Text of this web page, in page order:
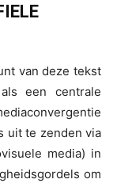
van deze tekst
een centrale
uit te zenden via
media) in
om